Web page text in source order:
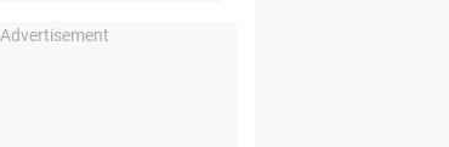
Advertisement